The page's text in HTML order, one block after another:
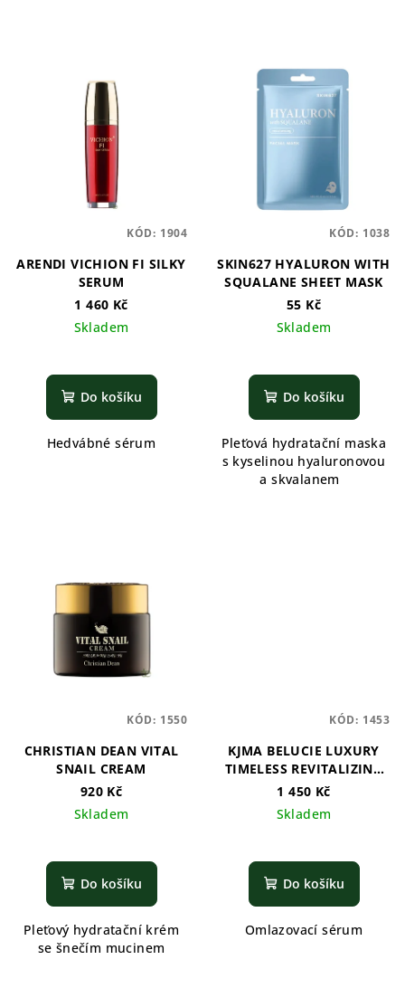
ARENDI VICHION FI SILKY
SERUM
1 460 Kč
Skladem
Do košíku
Hedvábné sérum
KÓD: 1904
SKIN627 HYALURON WITH
SQUALANE SHEET MASK
55 Kč
Skladem
Do košíku
Pleťová hydratační maska
s kyselinou hyaluronovou
a skvalanem
KÓD: 1038
CHRISTIAN DEAN VITAL
SNAIL CREAM
920 Kč
Skladem
Do košíku
Pleťový hydratační krém
se šnečím mucinem
KÓD: 1550
KJMA BELUCIE LUXURY
TIMELESS REVITALIZING
SERUM
1 450 Kč
Skladem
Do košíku
Omlazovací sérum
KÓD: 1453